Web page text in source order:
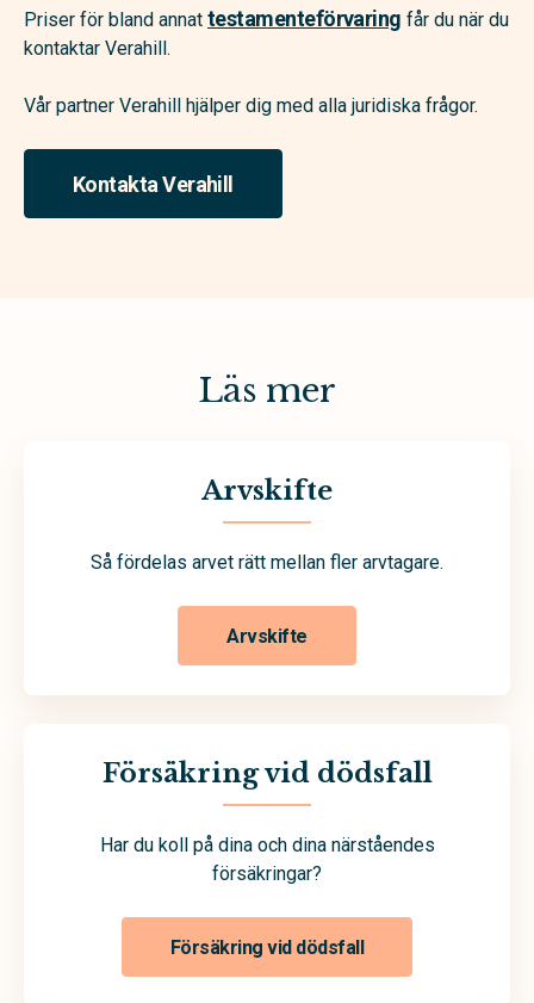
Priser för bland annat testamenteförvaring får du när du
kontaktar Verahill.
Vår partner Verahill hjälper dig med alla juridiska frågor.
Kontakta Verahill
Läs mer
Arvskifte
Så fördelas arvet rätt mellan fler arvtagare.
Arvskifte
Försäkring vid dödsfall
Har du koll på dina och dina närståendes
försäkringar?
Försäkring vid dödsfall